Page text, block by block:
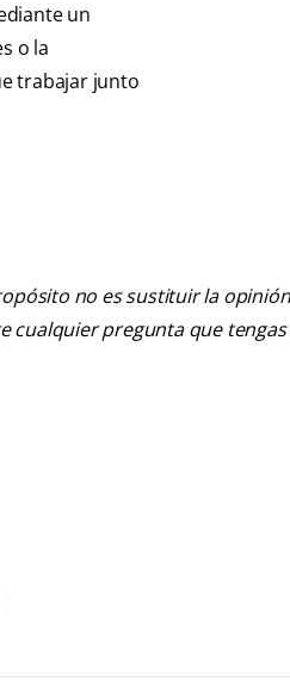
un
o la
trabajar junto
no es sustituir la
cualquier pregunta que